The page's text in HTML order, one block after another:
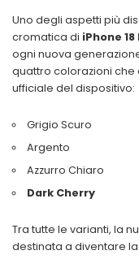
Uno degli aspetti più
cromatica di iPhone 18
ogni nuova
quattro colorazioni
ufficiale del dispositivo:
Grigio Scuro
Argento
Azzurro Chiaro
Dark Cherry
Tra tutte le varianti, la
destinata a diventare